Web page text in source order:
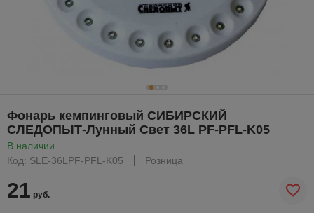
Фонарь кемпинговый СИБИРСКИЙ
СЛЕДОПЫТ-Лунный Свет 36L PF-PFL-K05
В наличии
Код: SLE-36LPF-PFL-K05
Розница
21 руб.